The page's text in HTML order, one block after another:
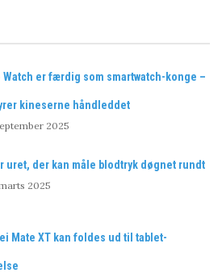
Watch er færdig som smartwatch-konge –
kineserne håndleddet
2025
uret, der kan måle blodtryk døgnet rundt
2025
Mate XT kan foldes ud til tablet-